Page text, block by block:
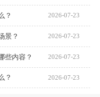
？ 2026-07-23
景？ 2026-07-23
些内容？ 2026-07-23
？ 2026-07-23